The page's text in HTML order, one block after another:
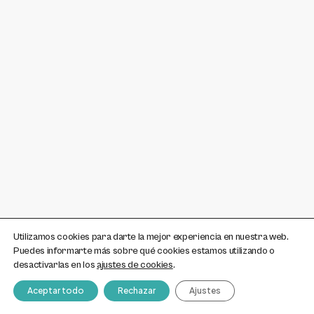
Utilizamos cookies para darte la mejor experiencia en nuestra web.
Puedes informarte más sobre qué cookies estamos utilizando o
desactivarlas en losajustes de cookies.
Aceptar todo Rechazar Ajustes